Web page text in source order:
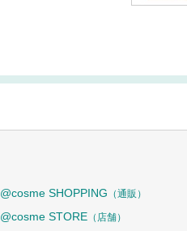
@cosme SHOPPING （通販）
@cosme STORE （店舗）